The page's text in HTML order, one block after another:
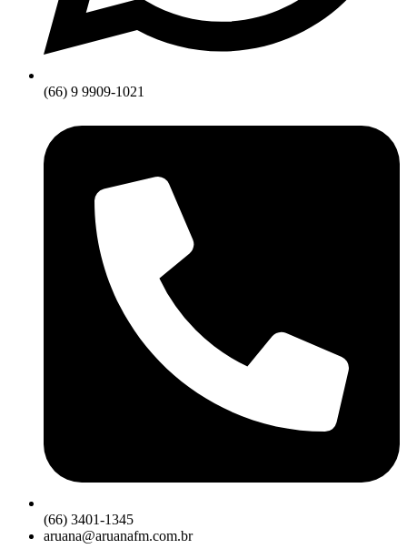
(66) 9 9909-1021
(66) 3401-1345
aruana@aruanafm.com.br